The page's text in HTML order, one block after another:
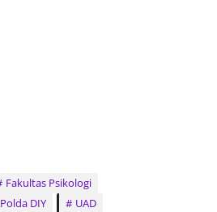
Fakultas Psikologi
Polda DIY UAD